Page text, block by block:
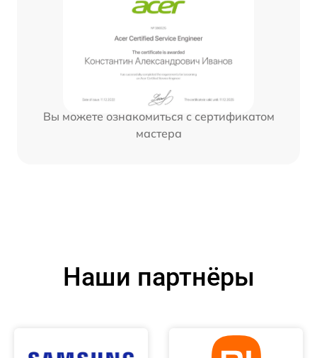
Вы можете ознакомиться с сертификатом
мастера
Наши партнёры